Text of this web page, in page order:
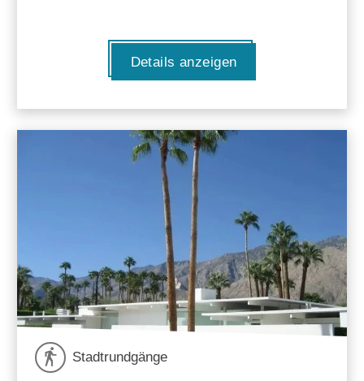
Details anzeigen
Stadtrundgänge